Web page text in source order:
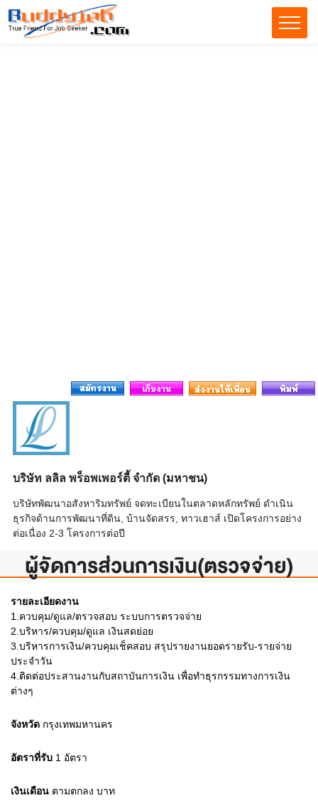
บริษัท ลลิล พร็อพเพอร์ตี้ จำกัด (มหาชน)
บริษัทพัฒนาอสังหาริมทรัพย์ จดทะเบียนในตลาดหลักทรัพย์ ดำเนิน
ธุรกิจด้านการพัฒนาที่ดิน, บ้านจัดสรร, ทาวเฮาส์ เปิดโครงการอย่าง
ต่อเนื่อง 2-3 โครงการต่อปี
ผู้จัดการส่วนการเงิน(ตรวจจ่าย)
รายละเอียดงาน
1.ควบคุม/ดูแล/ตรวจสอบ ระบบการตรวจจ่าย
2.บริหาร/ควบคุม/ดูแล เงินสดย่อย
3.บริหารการเงิน/ควบคุมเช็คสอบ สรุปรายงานยอดรายรับ-รายจ่าย
ประจำวัน
4.ติดต่อประสานงานกับสถาบันการเงิน เพื่อทำธุรกรรมทางการเงิน
ต่างๆ
จังหวัด กรุงเทพมหานคร
อัตราที่รับ 1 อัตรา
เงินเดือน ตามตกลง บาท